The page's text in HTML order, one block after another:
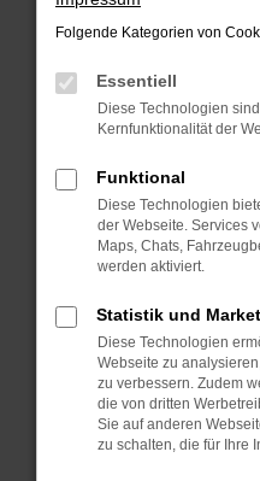
Suchmaschine?
Prüfe deine
Manche
können das Laden
verhindern.
Fenster?
Starte dein Gerät
Das kann
Probleme zu beheben.
Betriebssystem
sind.
Veraltete Software
Sicherheitsrisiko,
führen, dass
unterstützt werden.
Folgende Kategorien von
Essentiell
Diese Technologien
Kernfunktionalität der
Funktional
Diese Technologien
der Webseite. Services
Maps, Chats,
werden aktiviert.
Statistik und
Diese Technologien
Webseite zu
zu verbessern. Zudem
die von dritten
Sie auf anderen
zu schalten, die für Ihre